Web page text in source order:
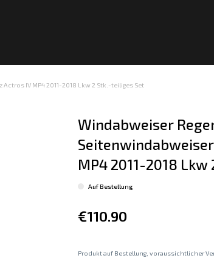
IV MP4 2011-2018 Lkw 2 Stk.-teiliges Set
Windabweiser
MP4 2011-2018
Auf Bestellung
€110.90
Produkt auf Bestellung, voraussichtlicher